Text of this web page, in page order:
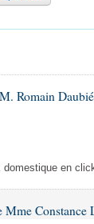
Romain Daubié
domestique en
Mme Constance